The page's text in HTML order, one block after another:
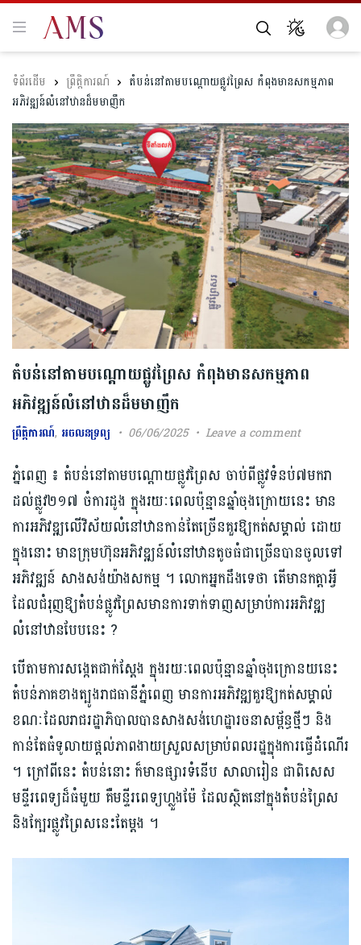
ព្រឹត្តិការណ៍
តំបន់នៅ​តាមបណ្ដោយផ្លូវព្រៃស​ កំពុងមានសកម្មភាព
អភិវឌ្ឍន៍​លំនៅឋាន​ដ៏មមាញឹក
តំបន់នៅ​តាមបណ្ដោយផ្លូវព្រៃស​ កំពុងមានសកម្មភាព
អភិវឌ្ឍន៍​លំនៅឋាន​ដ៏មមាញឹក
ព្រឹត្តិការណ៍, អចលនទ្រព្យ 06/06/2025 Leave a comment
ភ្នំពេញ ៖ តំបន់​នៅតាម​បណ្ដោយផ្លូវព្រៃស​ ចាប់ពីផ្លូវទំនប់​៧មករា
ដល់​ផ្លូវ​២១៧ ចំការ​ដូង ក្នុងរយៈពេល​ប៉ុន្មានឆ្នាំចុងក្រោយនេះ មាន
ការអភិវឌ្ឍលើវិស័យលំនៅឋាន​កាន់តែច្រើនគួរឱ្យកត់​ស​ម្គា​ល់ ដោយ​
ក្នុងនោះ មានក្រុមហ៊ុន​​អភិវឌ្ឍន៍លំនៅឋានតូចធំជាច្រើន​បានចូលទៅ
អភិវឌ្ឍន៍ សាងសង់យ៉ាងសកម្ម ។ លោកអ្នកដឹងទេថា តើ​មាន​កត្តាអ្វី
ដែលជំរុញឱ្យតំបន់ផ្លូវព្រៃស​មានការទាក់ទាញ​សម្រាប់ការ​អភិវឌ្ឍ​
លំនៅឋាន​បែបនេះ ?
បើតាមការ​សង្កេតជាក់ស្ដែង​ ក្នុងរយៈពេល​ប៉ុន្មានឆ្នាំចុងក្រោនយនេះ
តំបន់​ភាគខាងត្បូងរាជធានីភ្នំពេញ មានការអភិវឌ្ឍ​គួរឱ្យកត់សម្គាល់
ខណៈដែលរាជ​រដ្ឋា​ភិបា​ល​​បាន​សាងសង់​ហេ​ដ្ឋា​រ​ច​នាសម្ព័ន្ធថ្មីៗ ​និង
កាន់តែ​ធំទូលាយផ្តល់ភាព​ងាយស្រួលសម្រាប់​ពលរដ្ឋ​ក្នុងការ​ធ្វើដំណើរ
។​ ក្រៅពីនេះ តំ​ប​ន់​នោះ​ ក៏មាន​ផ្សារទំនើប សាលារៀន ជាពិសេស ​
មន្ទីរ​ពេទ្យដ៏ធំមួយ គឺមន្ទីរពេទ្យហ្លួង​ម៉ែ​ ដែលស្ថិតនៅ​ក្នុងតំបន់ព្រៃស
និង​ក្បែរផ្លូវព្រៃសនេះតែម្ដង ។​